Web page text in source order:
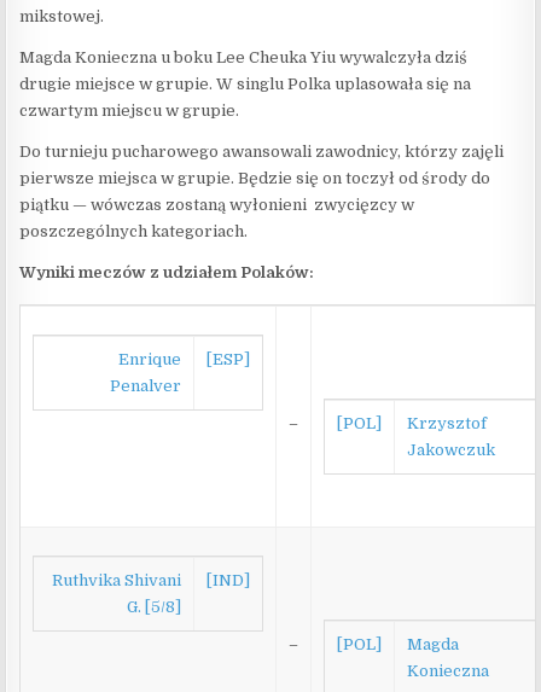
mikstowej.
Magda Konieczna u boku Lee Cheuka Yiu wywalczyła dziś
drugie miejsce w grupie. W singlu Polka uplasowała się na
czwartym miejscu w grupie.
Do turnieju pucharowego awansowali zawodnicy, którzy zajęli
pierwsze miejsca w grupie. Będzie się on toczył od środy do
piątku — wówczas zostaną wyłonieni zwycięzcy w
poszczególnych kategoriach.
Wyniki meczów z udziałem Polaków:
Enrique
Penalver
[ESP]
– [POL]
Krzysztof
Jakowczuk
Ruthvika Shivani
G. [5/8]
[IND]
– [POL]
Magda
Konieczna